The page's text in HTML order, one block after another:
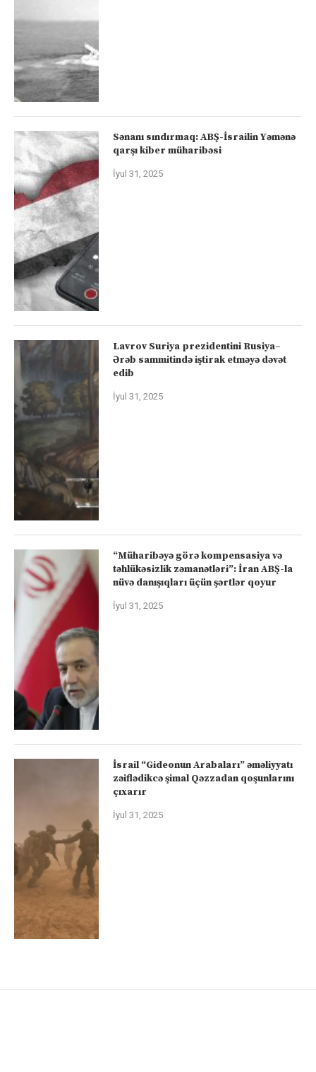
Sənanı sındırmaq: ABŞ-İsrailin Yəmənə
qarşı kiber müharibəsi
İyul 31, 2025
Lavrov Suriya prezidentini Rusiya–
Ərəb sammitində iştirak etməyə dəvət
edib
İyul 31, 2025
“Müharibəyə görə kompensasiya və
təhlükəsizlik zəmanətləri”: İran ABŞ-la
nüvə danışıqları üçün şərtlər qoyur
İyul 31, 2025
İsrail “Gideonun Arabaları” əməliyyatı
zəiflədikcə şimal Qəzzadan qoşunlarını
çıxarır
İyul 31, 2025